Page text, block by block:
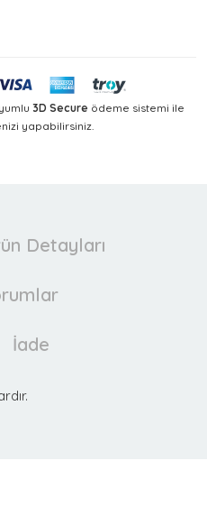
3D Secure ödeme sistemi ile
yapabilirsiniz.
Detayları
İade